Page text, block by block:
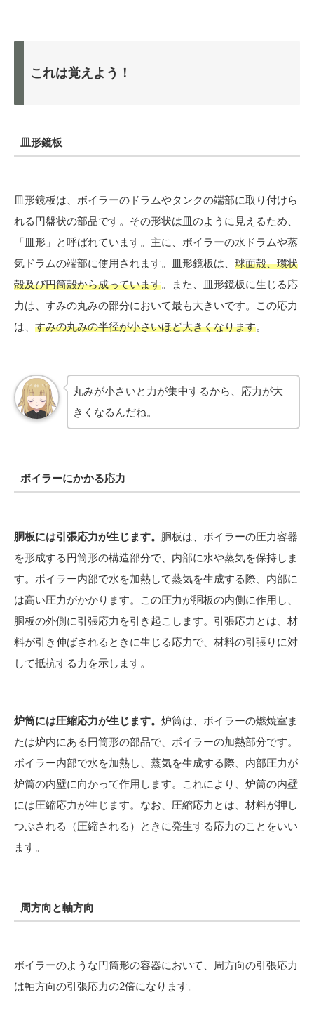
これは覚えよう！
皿形鏡板
皿形鏡板は、ボイラーのドラムやタンクの端部に取り付けら
れる円盤状の部品です。その形状は皿のように見えるため、
「皿形」と呼ばれています。主に、ボイラーの水ドラムや蒸
気ドラムの端部に使用されます。皿形鏡板は、 球面殻、環状
殻及び円筒殻から成っています。また、皿形鏡板に生じる応
力は、すみの丸みの部分において最も大きいです。この応力
は、 すみの丸みの半径が小さいほど大きくなります。
丸みが小さいと力が集中するから、応力が大
きくなるんだね。
ボイラーにかかる応力
胴板には引張応力が生じます。 胴板は、ボイラーの圧力容器
を形成する円筒形の構造部分で、内部に水や蒸気を保持しま
す。ボイラー内部で水を加熱して蒸気を生成する際、内部に
は高い圧力がかかります。この圧力が胴板の内側に作用し、
胴板の外側に引張応力を引き起こします。引張応力とは、材
料が引き伸ばされるときに生じる応力で、材料の引張りに対
して抵抗する力を示します。
炉筒には圧縮応力が生じます。 炉筒は、ボイラーの燃焼室ま
たは炉内にある円筒形の部品で、ボイラーの加熱部分です。
ボイラー内部で水を加熱し、蒸気を生成する際、内部圧力が
炉筒の内壁に向かって作用します。これにより、炉筒の内壁
には圧縮応力が生じます。なお、圧縮応力とは、材料が押し
つぶされる（圧縮される）ときに発生する応力のことをいい
ます。
周方向と軸方向
ボイラーのような円筒形の容器において、周方向の引張応力
は軸方向の引張応力の2倍になります。